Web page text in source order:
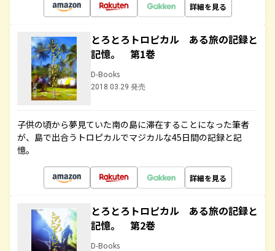
詳細を見る
とろとろトロピカル ある旅の記録と
記憶。 第1巻
D-Books
2018.03.29 発売
子供の頃から夢見ていた南の島に滞在することになった筆者
が、島で出合うトロピカルでマジカルな45日間の記録と記
憶。
詳細を見る
とろとろトロピカル ある旅の記録と
記憶。 第2巻
D-Books